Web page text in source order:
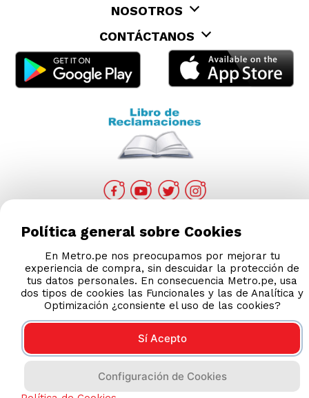
NOSOTROS
CONTÁCTANOS
COMPRAS 100% SEGURAS
Esta tienda usa Niubiz para realizar transacciones
electrónicas.
Política general sobre Cookies
En Metro.pe nos preocupamos por mejorar tu
experiencia de compra, sin descuidar la protección de
tus datos personales. En consecuencia Metro.pe, usa
dos tipos de cookies las Funcionales y las de Analítica y
Optimización ¿consiente el uso de las cookies?
Sí Acepto
Configuración de Cookies